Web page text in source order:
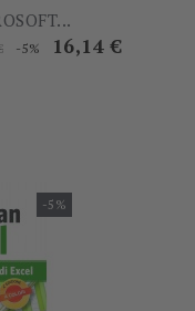
-5% Prezzo
16,14 €
-5%